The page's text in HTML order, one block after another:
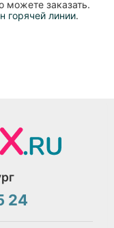
можете заказать.
горячей линии.
24